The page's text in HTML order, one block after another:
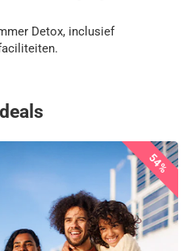
Detox, inclusief
54%